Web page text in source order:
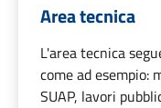
Area tecnica
L'area tecnica
come ad esempio:
SUAP, lavori